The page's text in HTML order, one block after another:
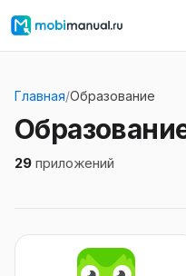
Главная/Образование
29 приложений